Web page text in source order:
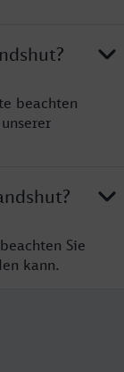
beachten
Sie
kann.